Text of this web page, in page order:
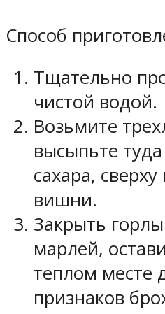
Способ
Тщательно
чистой водой.
Возьмите
высыпьте
сахара,
вишни.
Закрыть
марлей,
теплом месте
признаков